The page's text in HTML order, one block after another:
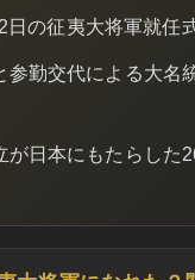
日の征夷大将軍就任
参勤交代による大名
が日本にもたらした